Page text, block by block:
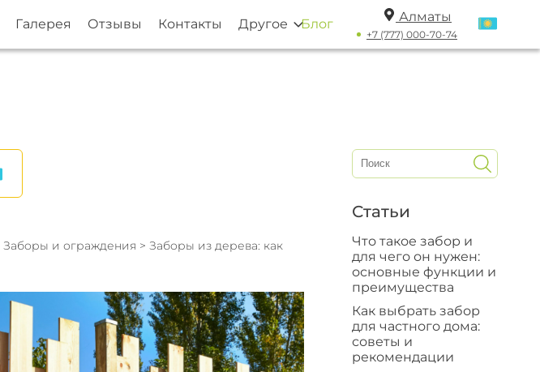
Галерея Отзывы Контакты Другое Блог Алматы
+7 (777) 000-70-74
Заборы и ограждения > Заборы из дерева: как
Статьи
Что такое забор и
для чего он нужен:
основные функции и
преимущества
Как выбрать забор
для частного дома:
советы и
рекомендации